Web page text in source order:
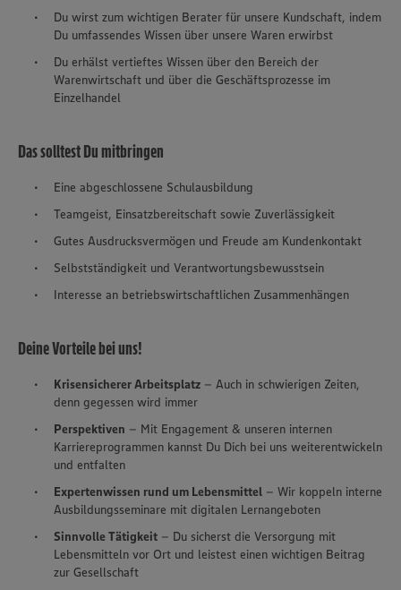
Du wirst zum wichtigen Berater für unsere Kundschaft, indem
Du umfassendes Wissen über unsere Waren erwirbst
Du erhälst vertieftes Wissen über den Bereich der
Warenwirtschaft und über die Geschäftsprozesse im
Einzelhandel
Das solltest Du mitbringen
Eine abgeschlossene Schulausbildung
Teamgeist, Einsatzbereitschaft sowie Zuverlässigkeit
Gutes Ausdrucksvermögen und Freude am Kundenkontakt
Selbstständigkeit und Verantwortungsbewusstsein
Interesse an betriebswirtschaftlichen Zusammenhängen
Deine Vorteile bei uns!
Krisensicherer Arbeitsplatz – Auch in schwierigen Zeiten,
denn gegessen wird immer
Perspektiven – Mit Engagement & unseren internen
Karriereprogrammen kannst Du Dich bei uns weiterentwickeln
und entfalten
Expertenwissen rund um Lebensmittel – Wir koppeln interne
Ausbildungsseminare mit digitalen Lernangeboten
Sinnvolle Tätigkeit – Du sicherst die Versorgung mit
Lebensmitteln vor Ort und leistest einen wichtigen Beitrag
zur Gesellschaft